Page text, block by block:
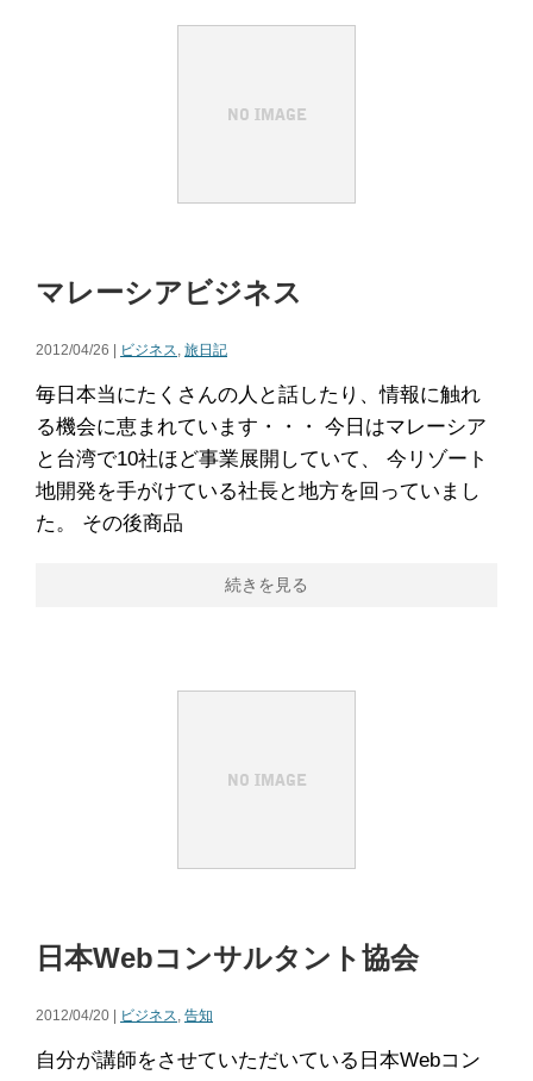
マレーシアビジネス
2012/04/26 | ビジネス, 旅日記
毎日本当にたくさんの人と話したり、情報に触れ
る機会に恵まれています・・・ 今日はマレーシア
と台湾で10社ほど事業展開していて、 今リゾート
地開発を手がけている社長と地方を回っていまし
た。 その後商品
続きを見る
日本Webコンサルタント協会
2012/04/20 | ビジネス, 告知
自分が講師をさせていただいている日本Webコン